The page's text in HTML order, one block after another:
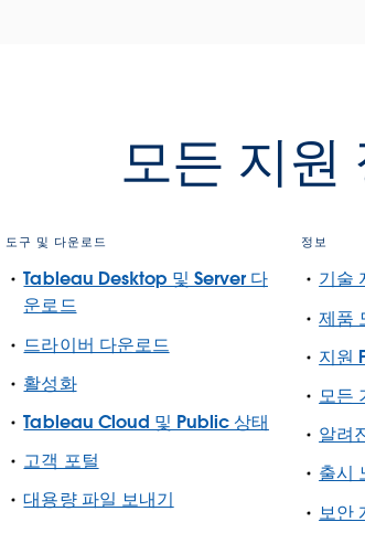
모든 지원
도구 및 다운로드
Tableau Desktop 및 Server 다
운로드
드라이버 다운로드
활성화
Tableau Cloud 및 Public 상태
고객 포털
대용량 파일 보내기
정보
기술
제품
지원
모든
알려
출시
보안